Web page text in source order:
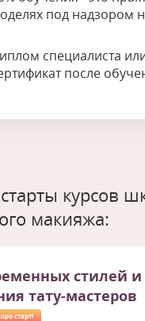
под надзором
специалиста
после
курсов
макияжа:
стилей и
тату-мастеров
старт!